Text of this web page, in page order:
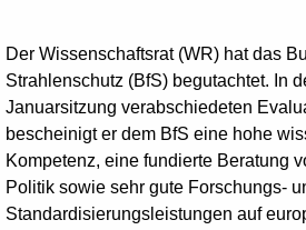
Der Wissenschaftsrat (WR) hat das
Strahlenschutz (BfS) begutachtet. In
Januarsitzung verabschiedeten
bescheinigt er dem BfS eine hohe
Kompetenz, eine fundierte Beratung
Politik sowie sehr gute Forschungs-
Standardisierungsleistungen auf